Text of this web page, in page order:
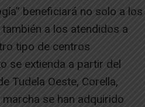
beneficiará no solo a los
a los atendidos a
tipo de centros
se extienda a partir del
Tudela Oeste, Corella,
se han adquirido